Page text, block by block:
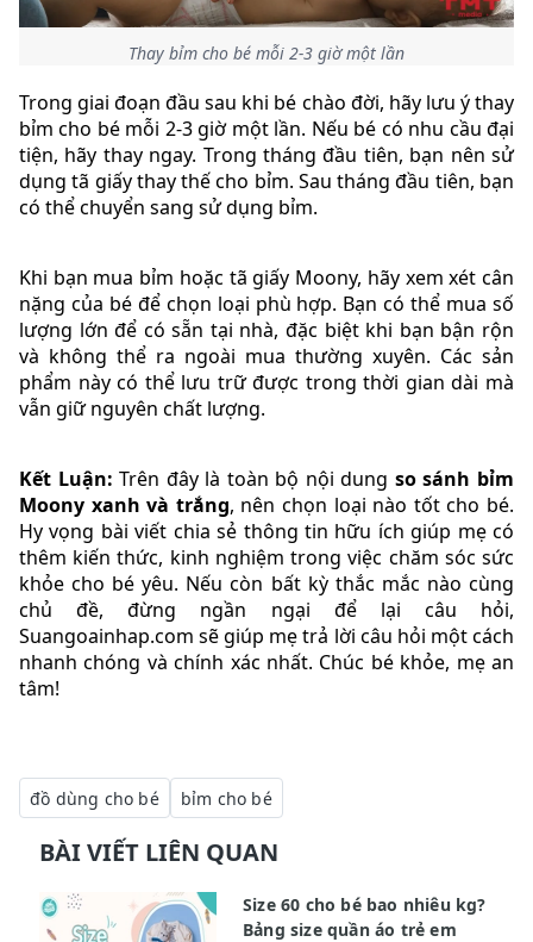
Thay bỉm cho bé mỗi 2-3 giờ một lần
Trong giai đoạn đầu sau khi bé chào đời, hãy lưu ý thay
bỉm cho bé mỗi 2-3 giờ một lần. Nếu bé có nhu cầu đại
tiện, hãy thay ngay. Trong tháng đầu tiên, bạn nên sử
dụng tã giấy thay thế cho bỉm. Sau tháng đầu tiên, bạn
có thể chuyển sang sử dụng bỉm.
Khi bạn mua bỉm hoặc tã giấy Moony, hãy xem xét cân
nặng của bé để chọn loại phù hợp. Bạn có thể mua số
lượng lớn để có sẵn tại nhà, đặc biệt khi bạn bận rộn
và không thể ra ngoài mua thường xuyên. Các sản
phẩm này có thể lưu trữ được trong thời gian dài mà
vẫn giữ nguyên chất lượng.
Kết Luận:Trên đây là toàn bộ nội dung so sánh bỉm
Moony xanh và trắng, nên chọn loại nào tốt cho bé.
Hy vọng bài viết chia sẻ thông tin hữu ích giúp mẹ có
thêm kiến thức, kinh nghiệm trong việc chăm sóc sức
khỏe cho bé yêu. Nếu còn bất kỳ thắc mắc nào cùng
chủ đề, đừng ngần ngại để lại câu hỏi,
Suangoainhap.com sẽ giúp mẹ trả lời câu hỏi một cách
nhanh chóng và chính xác nhất. Chúc bé khỏe, mẹ an
tâm!
đồ dùng cho bé bỉm cho bé
BÀI VIẾT LIÊN QUAN
Size 60 cho bé bao nhiêu kg?
Bảng size quần áo trẻ em